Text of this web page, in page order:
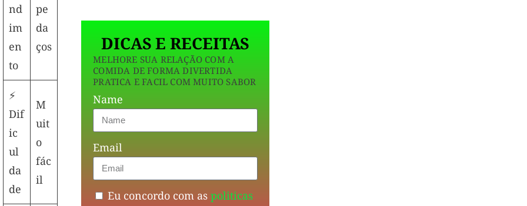
nd
im
en
to
pe
da
ços
⚡
Dif
ic
ul
da
de
M
uit
o
fác
il
DICAS E RECEITAS
MELHORE SUA RELAÇÃO COM A
COMIDA DE FORMA DIVERTIDA
PRATICA E FACIL COM MUITO SABOR
Name
Email
Eu concordo com aspoliticas